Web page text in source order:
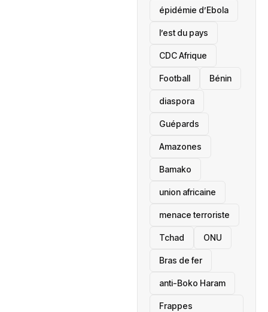
épidémie d’Ebola
l’est du pays
CDC Afrique
Football Bénin
diaspora
Guépards
Amazones
Bamako
union africaine
menace terroriste
‎Tchad ONU
Bras de fer
anti-Boko Haram
Frappes